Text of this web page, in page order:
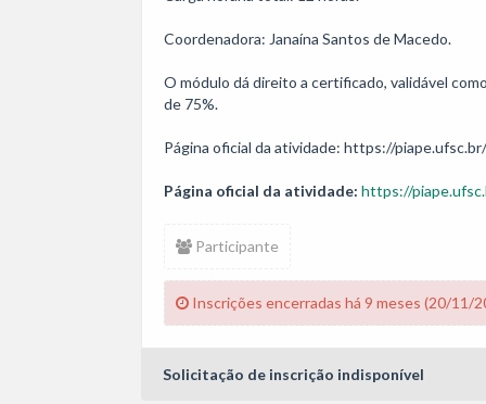
Coordenadora: Janaína Santos de Macedo.
O módulo dá direito a certificado, validável
de 75%.
Página oficial da atividade: https://piape.ufsc.br/
Página oficial da atividade: https://
Participante
Inscrições encerradas há 9 meses (20/11/
Solicitação de inscrição indisponível